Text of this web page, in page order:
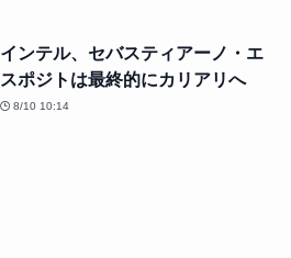
インテル、セバスティアーノ・エ
スポジトは最終的にカリアリへ
8/10 10:14